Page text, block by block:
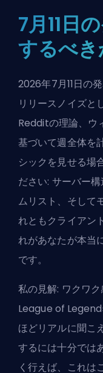
7月11日
するべ
2026年7月11日の
リリースノイズと
Redditの理論、ウ
基づいて週全体を
シックを見せる場
ださい: サーバー
ムリスト、そして
れともクライアン
れがあなたが本当
です。
私の見解: ワクワク
League of
ほどリアルに聞こ
するには十分では
く行えば、これは